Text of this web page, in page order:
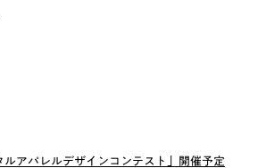
ルアパレルデザインコンテスト」開催予定